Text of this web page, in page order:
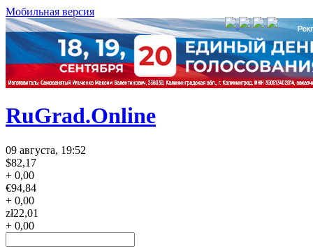
Мобильная версия
RuGrad.Online
09 августа, 19:52
$82,17
+ 0,00
€94,84
+ 0,00
zł22,01
+ 0,00